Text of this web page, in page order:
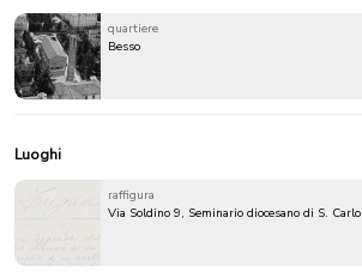
quartiere
Besso
Luoghi
raffigura
Via Soldino 9, Seminario diocesano di S. Carlo